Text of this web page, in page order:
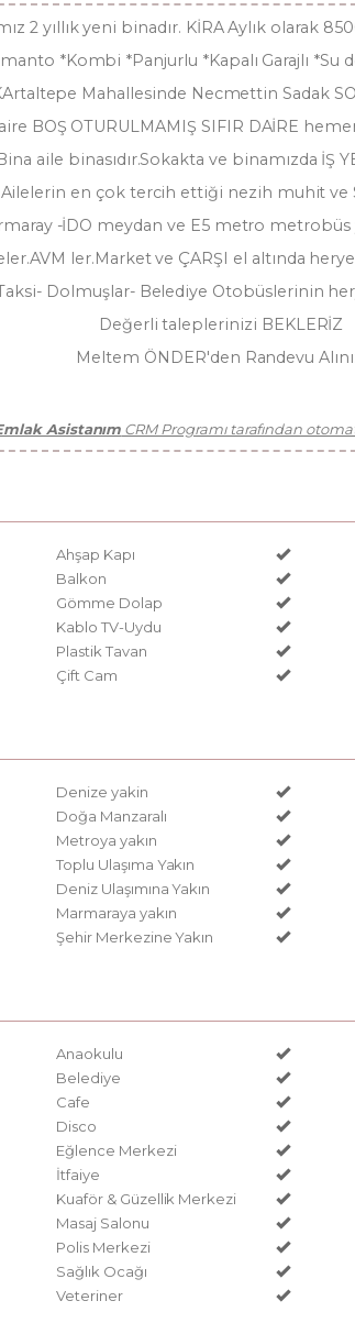
2 yıllık yeni binadır. KİRA Aylık olarak
*Kombi *Panjurlu *Kapalı Garajlı *Su
Mahallesinde Necmettin Sadak
BOŞ OTURULMAMIŞ SIFIR DAİRE
aile binasıdır.Sokakta ve binamızda İŞ
Ailelerin en çok tercih ettiği nezih muhit ve
-İDO meydan ve E5 metro
ler.Market ve ÇARŞI el altında
Dolmuşlar- Belediye Otobüslerinin
Değerli taleplerinizi BEKLERİZ
Meltem ÖNDER'den Randevu
Asistanım CRM Programı tarafından
Ahşap Kapı
Balkon
Gömme Dolap
Kablo TV-Uydu
Plastik Tavan
Çift Cam
Denize yakin
Doğa Manzaralı
Metroya yakın
Toplu Ulaşıma Yakın
Deniz Ulaşımına Yakın
Marmaraya yakın
Şehir Merkezine Yakın
Anaokulu
Belediye
Cafe
Disco
Eğlence Merkezi
İtfaiye
Kuaför & Güzellik Merkezi
Masaj Salonu
Polis Merkezi
Sağlık Ocağı
Veteriner